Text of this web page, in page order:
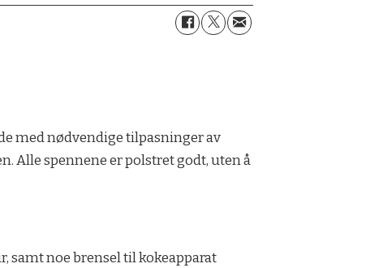
med nødvendige tilpasninger av
Alle spennene er polstret godt, uten å
samt noe brensel til kokeapparat